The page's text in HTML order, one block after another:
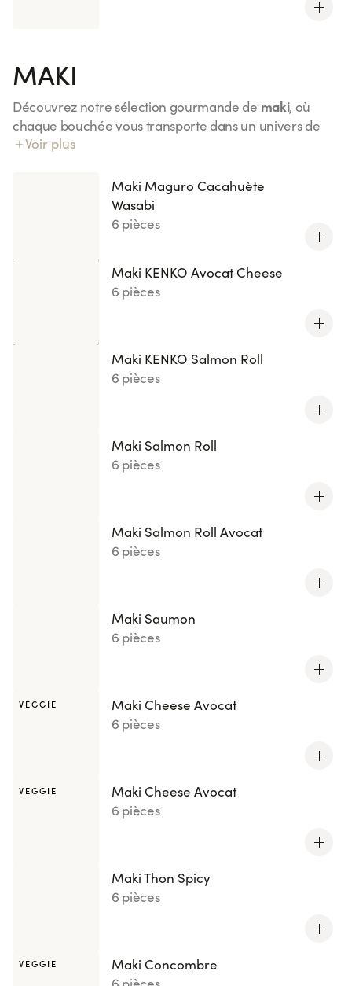
MAKI
Découvrez notre sélection gourmande de maki, où
chaque bouchée vous transporte dans un univers de
saveurs uniques. Du classique
par l'harmonie parfaite entre ingrédients frais et
textures délicates. Chaque recette est une création
originale revisitée par nos chefs.
et offrez-vous une expérience
culinaire raffinée et créative.
Voir plus
Maki Maguro Cacahuète
Wasabi
6 pièces
Maki KENKO Avocat Cheese
6 pièces
Maki KENKO Salmon Roll
6 pièces
Maki Salmon Roll
6 pièces
Maki Salmon Roll Avocat
6 pièces
Maki Saumon
6 pièces
VEGGIE
Maki Cheese Avocat
6 pièces
VEGGIE
Maki Cheese Avocat
6 pièces
Maki Thon Spicy
6 pièces
VEGGIE
Maki Concombre